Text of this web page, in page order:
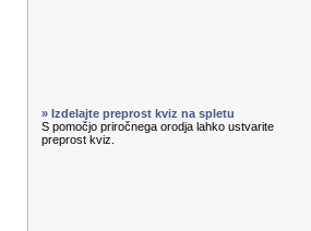
» Izdelajte preprost kviz na spletu
S pomočjo priročnega orodja lahko ustvarite
preprost kviz.